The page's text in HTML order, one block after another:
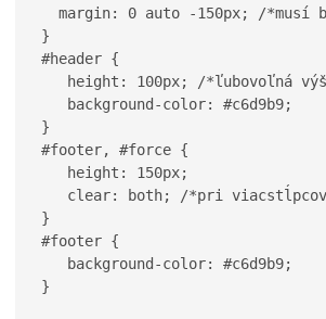
margin: 0 auto -150px; /*musí
}
#header {
height: 100px; /*ľubovoľná
   background-color: #c6d9b9;
}
#footer, #force {
   height: 150px;
clear: both; /*pri
}
#footer {
   background-color: #c6d9b9;